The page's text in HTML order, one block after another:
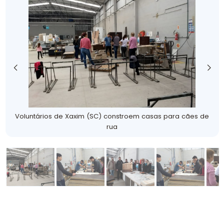
Voluntários de Xaxim (SC) constroem casas para cães de
rua